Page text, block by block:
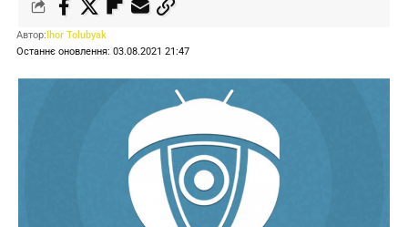
Останнє оновлення: 03.08.2021 21:47
Автор:Ihor Tolubyak